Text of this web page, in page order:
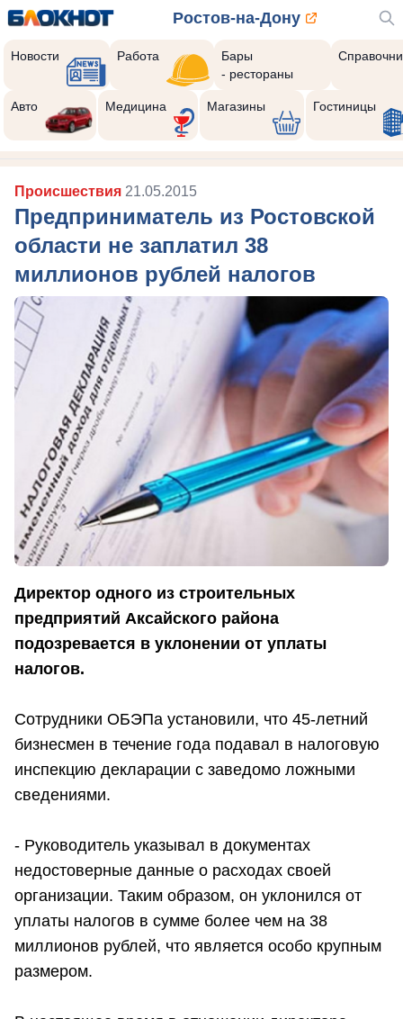
Ростов-на-Дону
Новости Работа
Бары
- рестораны
Авто Медицина Магазины Гостиницы
Происшествия 21.05.2015
Предприниматель из Ростовской
области не заплатил 38
миллионов рублей налогов
Директор одного из строительных
предприятий Аксайского района
подозревается в уклонении от уплаты
налогов.
Сотрудники ОБЭПа установили, что 45-летний
бизнесмен в течение года подавал в налоговую
инспекцию декларации с заведомо ложными
сведениями.
- Руководитель указывал в документах
недостоверные данные о расходах своей
организации. Таким образом, он уклонился от
уплаты налогов в сумме более чем на 38
миллионов рублей, что является особо крупным
размером.